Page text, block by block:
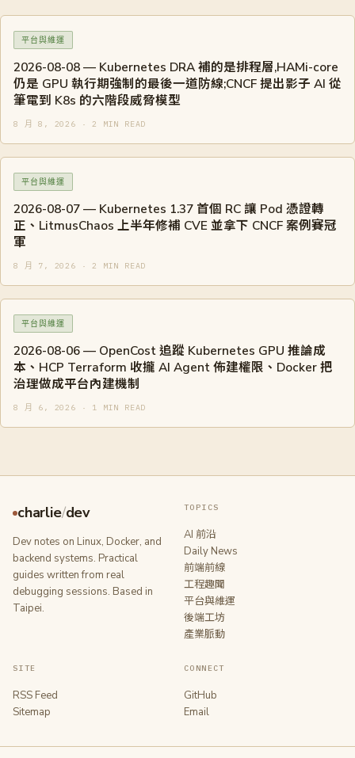
平台與維運
2026-08-08 — Kubernetes DRA 補的是排程層,HAMi-core
仍是 GPU 執行期強制的最後一道防線;CNCF 提出影子 AI 從
筆電到 K8s 的六階段威脅模型
8 月 8, 2026 · 2 MIN READ
平台與維運
2026-08-07 — Kubernetes 1.37 首個 RC 讓 Pod 憑證轉
正、LitmusChaos 上半年修補 CVE 並拿下 CNCF 案例賽冠
軍
8 月 7, 2026 · 2 MIN READ
平台與維運
2026-08-06 — OpenCost 追蹤 Kubernetes GPU 推論成
本、HCP Terraform 收攏 AI Agent 佈建權限、Docker 把
治理做成平台內建機制
8 月 6, 2026 · 1 MIN READ
charlie/dev
Dev notes on Linux, Docker, and
backend systems. Practical
guides written from real
debugging sessions. Based in
Taipei.
TOPICS
AI 前沿
Daily News
前端前線
工程趣聞
平台與維運
後端工坊
產業脈動
SITE
RSS Feed
Sitemap
CONNECT
GitHub
Email